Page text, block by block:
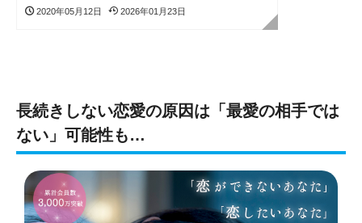
2020年05月12日 2026年01月23日
長続きしない恋愛の原因は「最愛の相手では
ない」可能性も…